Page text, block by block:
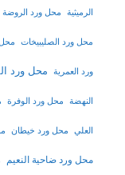
الرميثية محل ورد الروضة
محل ورد الصليبيخات محل
ورد العمرية محل ورد
النهضة محل ورد الوفرة
العلي محل ورد خيطان
محل ورد ضاحية النعيم